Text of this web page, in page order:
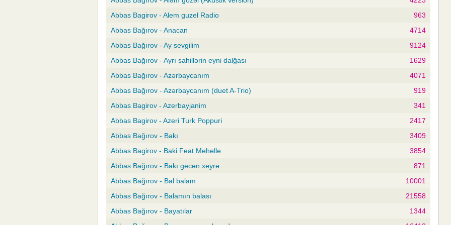
Abbas Bagirov - Alem guzel Radio
963
Abbas Bağırov - Anacan
4714
Abbas Bağırov - Ay sevgilim
9124
Abbas Bağırov - Ayrı sahillərin eyni dalğası
1629
Abbas Bağırov - Azərbaycanım
4071
Abbas Bağırov - Azərbaycanım (duet A-Trio)
919
Abbas Bagirov - Azerbayjanim
341
Abbas Bagirov - Azeri Turk Poppuri
2417
Abbas Bağırov - Bakı
3409
Abbas Bagirov - Baki Feat Mehelle
3854
Abbas Bağırov - Bakı gecən xeyrə
871
Abbas Bağırov - Bal balam
10001
Abbas Bağırov - Balamın balası
21558
Abbas Bağırov - Bayatılar
1344